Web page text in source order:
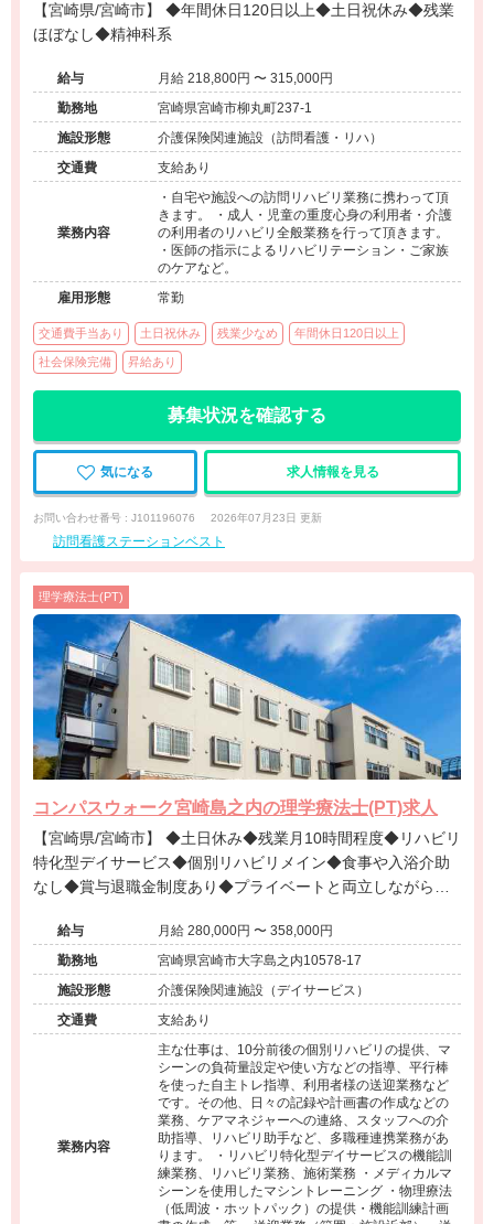
【宮崎県/宮崎市】 ◆年間休日120日以上◆土日祝休み◆残業
ほぼなし◆精神科系
給与
月給 218,800円 〜 315,000円
勤務地
宮崎県宮崎市柳丸町237-1
施設形態
介護保険関連施設（訪問看護・リハ）
交通費
支給あり
業務内容
・自宅や施設への訪問リハビリ業務に携わって頂
きます。 ・成人・児童の重度心身の利用者・介護
の利用者のリハビリ全般業務を行って頂きます。
・医師の指示によるリハビリテーション・ご家族
のケアなど。
雇用形態
常勤
交通費手当あり 土日祝休み 残業少なめ 年間休日120日以上
社会保険完備 昇給あり
募集状況を確認する
気になる 求人情報を見る
お問い合わせ番号 : J101196076 2026年07月23日 更新
訪問看護ステーションベスト
理学療法士(PT)
コンパスウォーク宮崎島之内の理学療法士(PT)求人
【宮崎県/宮崎市】 ◆土日休み◆残業月10時間程度◆リハビリ
特化型デイサービス◆個別リハビリメイン◆食事や入浴介助
なし◆賞与退職金制度あり◆プライベートと両立しながら専
給与
月給 280,000円 〜 358,000円
勤務地
宮崎県宮崎市大字島之内10578-17
施設形態
介護保険関連施設（デイサービス）
交通費
支給あり
業務内容
主な仕事は、10分前後の個別リハビリの提供、マ
シーンの負荷量設定や使い方などの指導、平行棒
を使った自主トレ指導、利用者様の送迎業務など
です。その他、日々の記録や計画書の作成などの
業務、ケアマネジャーへの連絡、スタッフへの介
助指導、リハビリ助手など、多職種連携業務があ
ります。 ・リハビリ特化型デイサービスの機能訓
練業務、リハビリ業務、施術業務 ・メディカルマ
シーンを使用したマシントレーニング ・物理療法
（低周波・ホットパック）の提供・機能訓練計画